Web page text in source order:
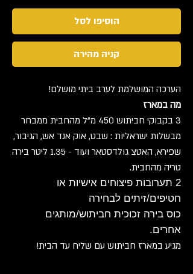
הוסיפו לסל
קניה מהירה
הערכה המושלמת לערב ביתי מושלם!
מה במארז
3 בקבוקי חביתוש 450 מ"ל מהחבית ממבחר
מבשלות ישראליות : שבט, אוק אנד אש, הגיבור,
שפירא, האטצ גולדסטאר ועוד - 1.35 ליטר בירה
טריה מהחבית.
2 תערובות פיצוחים אישיות או
חטיפים/זיתים לבחירה
כוס בירה זכוכית חביתוש/מותגים
אחרים.
מגיע במארז חביתוש עם שליח עד הבית!